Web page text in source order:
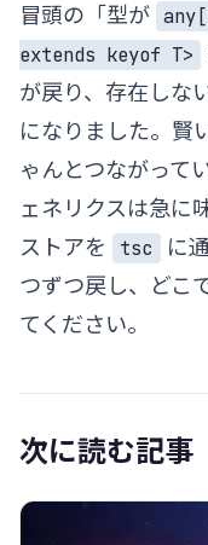
冒頭の「型が
extends keyof T>
が戻り、存在しな
になりました。賢
ゃんとつながって
ェネリクスは急に
ストアを
tsc
に
つずつ戻し、どこ
てください。
次に読む記事